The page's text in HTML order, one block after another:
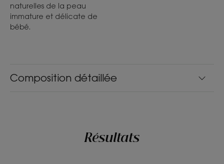
Composition détaillée
naturelles de la peau
immature et délicate de
bébé.
Résultats